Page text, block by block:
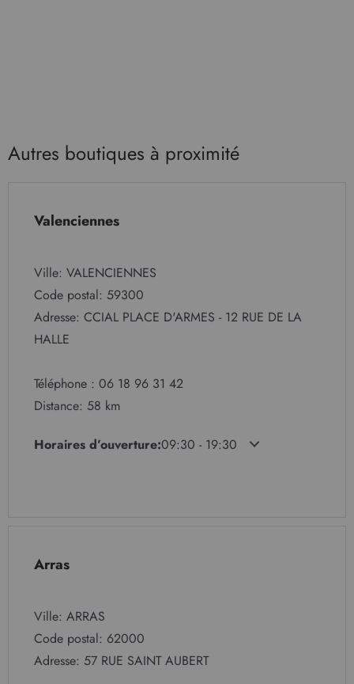
Autres boutiques à proximité
Valenciennes
Ville: VALENCIENNES
Code postal: 59300
Adresse: CCIAL PLACE D'ARMES - 12 RUE DE LA
HALLE
Téléphone : 06 18 96 31 42
Distance: 58 km
Horaires d’ouverture:09:30 - 19:30
Arras
Ville: ARRAS
Code postal: 62000
Adresse: 57 RUE SAINT AUBERT